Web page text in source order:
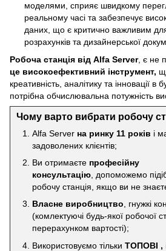
моделями, сприяє швидкому
реальному часі та забезпечує
даних, що є критично важливим
розрахунків та дизайнерської
Робоча станція від Alfa Server, є не
це високоефективний інструмент,
креативність, аналітику та інновації в
потрібна обчислювальна потужність
Чому варто вибрати робочу
Alfa Server на ринку 11 років і
задоволених клієнтів;
Ви отримаєте професійну
консультацію , допоможемо
робочу станція, якщо ви не
Власне виробництво, гнужкі
(комлектуючі будь-якої робочої
перерахунком вартості);
Використовуємо тільки ТОПОВІ ,